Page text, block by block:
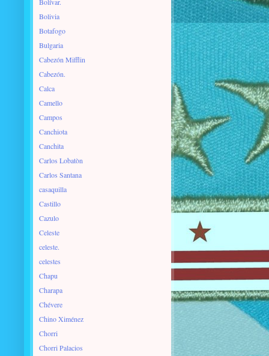
Bolivia
Botafogo
Bulgaria
Cabezón Mifflin
Cabezón.
Calca
Camello
Campos
Canchiota
Canchita
Carlos Lobatòn
Carlos Santana
casaquilla
Castillo
Cazulo
Celeste
celeste.
celestes
Chapu
Charapa
Chévere
Chino Ximénez
Chorri
Chorri Palacios